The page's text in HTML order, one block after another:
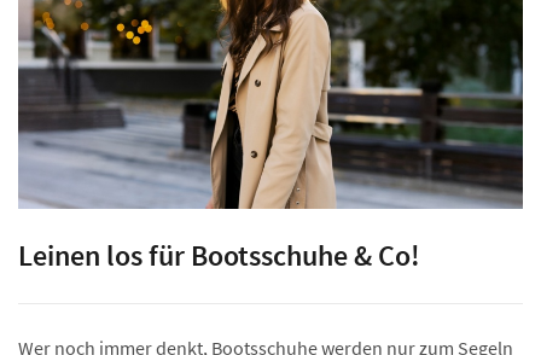
Leinen los für Bootsschuhe & Co!
Wer noch immer denkt, Bootsschuhe werden nur zum Segeln